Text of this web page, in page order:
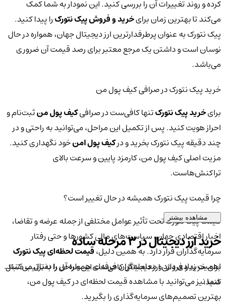
کرده و روند تغییرات آن را بررسی کنید. این نمودار به شما کمک
می‌کند تا بهترین زمان برایخرید و فروش پیک نتورکرا پیدا کنید.
پیک نتورک به عنوان پرطرفدارترین ارز دیجیتال جهان، همواره در حال
نوسان است و داشتن یک مرجع معتبر برای رصد قیمت آن ضروری
می‌باشد.
خرید پیک نتورک در صرافی کیف پول من
برایخرید پیک نتورکتنها کافی‌ست در صرافیکیف پول منثبت‌نام و
احراز هویت کنید. پس از تکمیل این مراحل، می‌توانید به راحتی و در
چند دقیقه پیک نتورک بخرید و درکیف پول امنخود نگهداری کنید.
مزیت اصلی کیف پول من، کارمزد پایین و سرعت بالای
تراکنش‌هاست.
چرا قیمت پیک نتورک همیشه در حال تغییر است؟
قیمت پیک نتورک تحت تأثیر عوامل مختلفی از جمله عرضه و تقاضا،
اخبار اقتصادی جهان، سیاست‌های مالی کشورها و حتی رفتار
سرمایه‌گذاران قرار دارد. به همین دلیل،قیمت لحظه‌ای پیک نتورک
اهمیت زیادی دارد و معامله‌گران حرفه‌ای همواره آن را دنبال می‌کنند.
شما نیز می‌توانید با مشاهده قیمت لحظه‌ای در کیف پول من،
بهترین تصمیم‌های سرمایه‌گذاری را بگیرید.
مشاهده بیشتر
خرید ارز دیجیتال در 3 مرحله ساده
برای خرید و فروش ارز دیجیتال کافی‌ست این مراحل را به‌ترتیب دنبال
کنید: